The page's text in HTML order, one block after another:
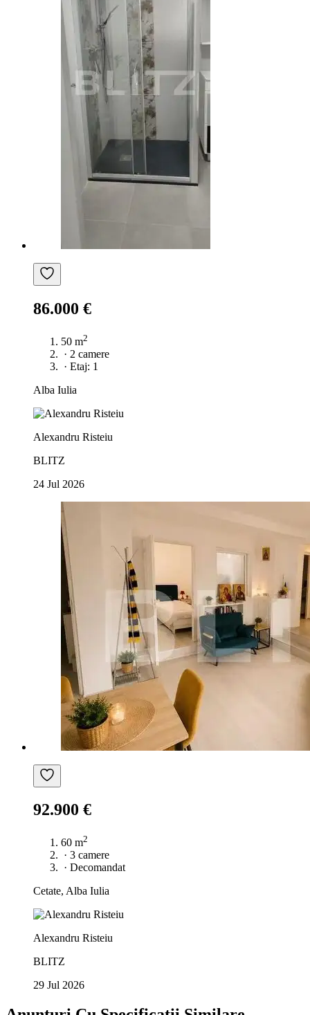
86.000 €
50 m2
· 2 camere
· Etaj: 1
Alba Iulia
Alexandru Risteiu
BLITZ
24 Jul 2026
92.900 €
60 m2
· 3 camere
· Decomandat
Cetate, Alba Iulia
Alexandru Risteiu
BLITZ
29 Jul 2026